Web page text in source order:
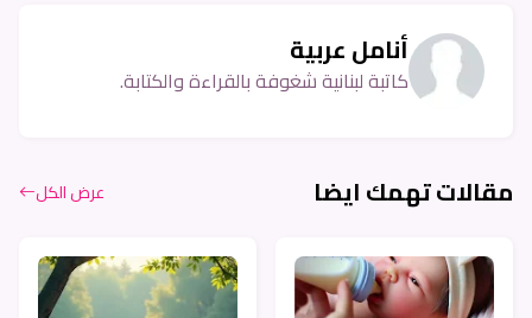
أنامل عربية
كاتبة لبنانية شغوفة بالقراءة والكتابة.
مقالات تهمك ايضا عرض الكل